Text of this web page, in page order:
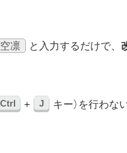
凛 と入力するだけで、
Ctrl + J キー）を行わな